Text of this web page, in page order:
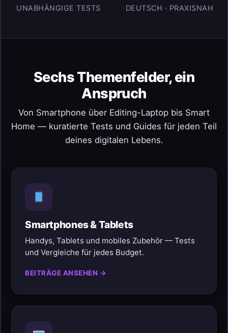
UNABHÄNGIGE TESTS DEUTSCH · PRAXISNAH
Sechs Themenfelder, ein
Anspruch
Von Smartphone über Editing-Laptop bis Smart
Home — kuratierte Tests und Guides für jeden Teil
deines digitalen Lebens.
Smartphones & Tablets
Handys, Tablets und mobiles Zubehör — Tests
und Vergleiche für jedes Budget.
BEITRÄGE ANSEHEN →